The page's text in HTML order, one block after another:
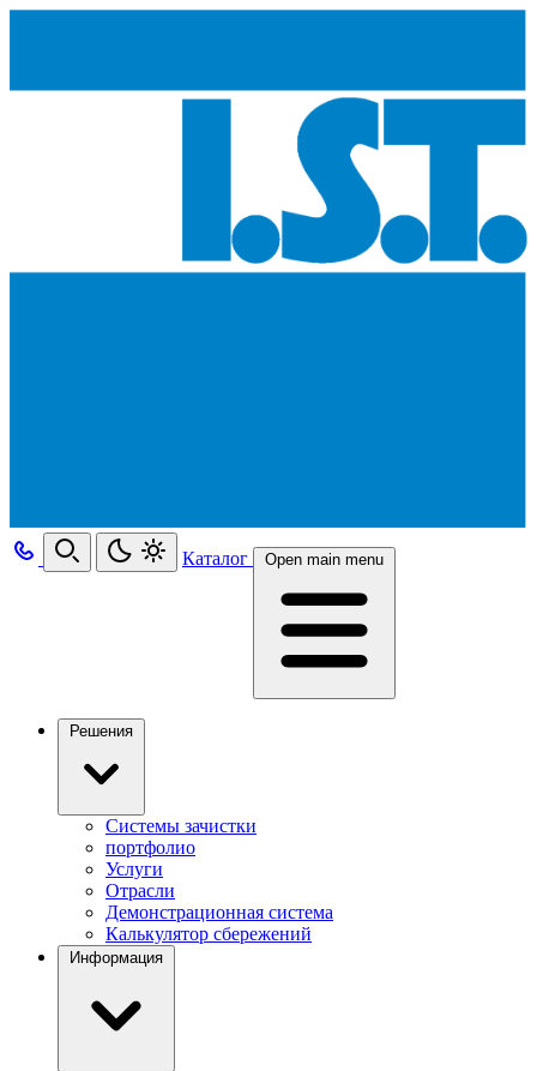
Каталог Open main menu
Решения
Системы зачистки
портфолио
Услуги
Отрасли
Демонстрационная система
Калькулятор сбережений
Информация